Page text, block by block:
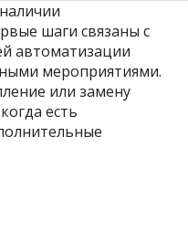
шаги связаны с
автоматизации
мероприятиями.
или замену
есть